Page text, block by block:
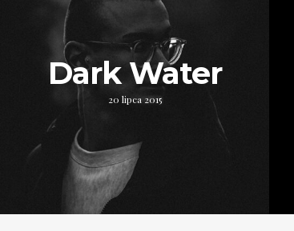
Dark Water
20 lipca 2015